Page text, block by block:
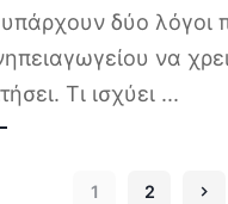
δύο λόγοι
να
Τι ισχύει ...
1 2